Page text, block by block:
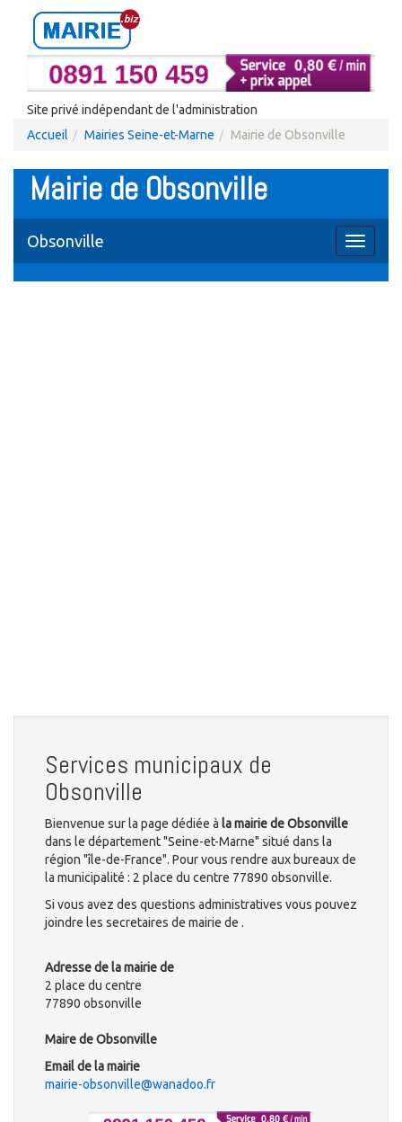
Site privé indépendant de l'administration
Accueil
Mairies Seine-et-Marne Mairie de Obsonville
Mairie de Obsonville
Toggle
Obsonville
Services municipaux de
Obsonville
Bienvenue sur la page dédiée à la mairie de Obsonville
dans le département "Seine-et-Marne" situé dans la
région "île-de-France". Pour vous rendre aux bureaux de
la municipalité : 2 place du centre 77890 obsonville.
Si vous avez des questions administratives vous pouvez
joindre les secretaires de mairie de .
Adresse de la mairie de
2 place du centre
77890 obsonville
Maire de Obsonville
Email de la mairie
mairie-obsonville@wanadoo.fr